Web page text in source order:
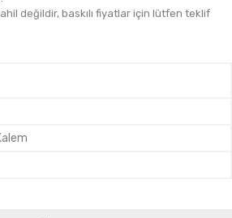
değildir, baskılı fiyatlar için lütfen teklif